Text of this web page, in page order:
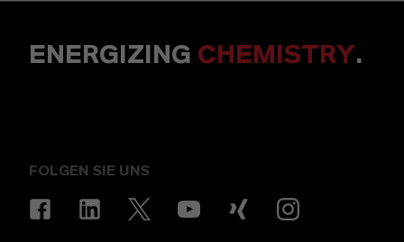
ENERGIZING CHEMISTRY.
FOLGEN SIE UNS